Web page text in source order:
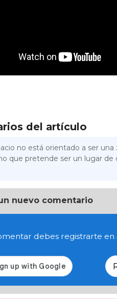
del artículo
no está orientado a ser
que pretende ser un lugar de
nuevo comentario
debes registrarte